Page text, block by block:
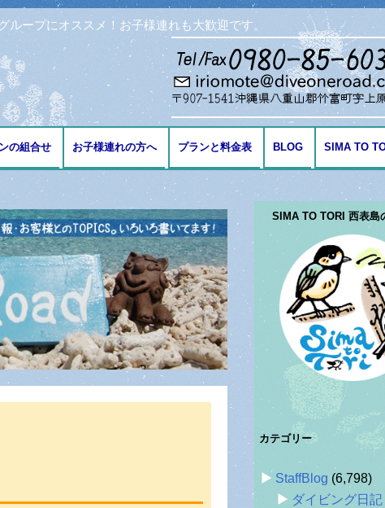
ープにオススメ！お子様連れも大歓迎です。
コンテンツへ移動
の組合せ お子様連れの方へ プランと料金表 BLOG
海の生き物
SIMA TO
SIMA TO TORI 西表島
カテゴリー
StaffBlog (6,798)
ダイビング日記